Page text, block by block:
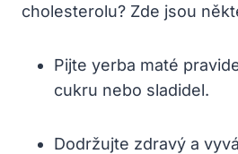
cholesterolu? Zde jsou
Pijte yerba maté
cukru nebo sladidel.
Dodržujte zdravý a